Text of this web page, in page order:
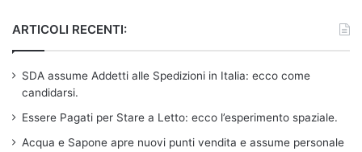
ARTICOLI RECENTI:
SDA assume Addetti alle Spedizioni in Italia: ecco come
candidarsi.
Essere Pagati per Stare a Letto: ecco l’esperimento spaziale.
Acqua e Sapone apre nuovi punti vendita e assume personale